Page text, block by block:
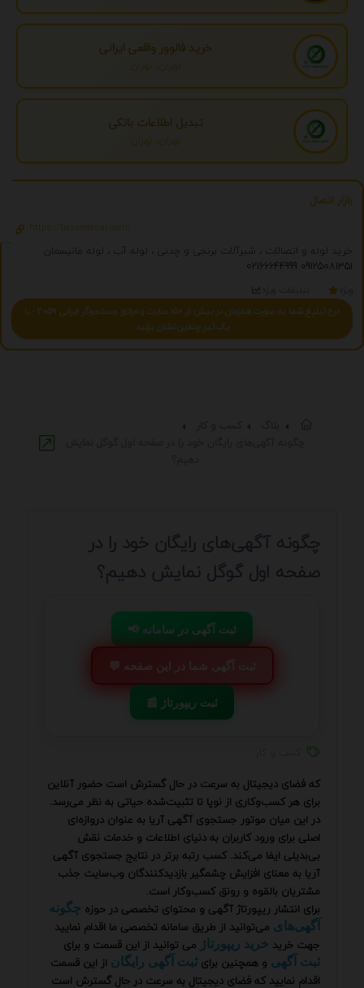
خرید فالوور واقعی ایرانی
تهران، تهران
تبدیل اطلاعات بانکی
تهران، تهران
بازار اتصال
https://bazaretesal.com/
خرید لوله و اتصالات ، شیرآلات برنجی و چدنی ، لوله آب ، لوله مانیسمان
02166644999 09125081351
درج تبلیغ شما به صورت همزمان در بیش از 150 سایت و موتور جستجوگر ایرانی 2059 - با
یک تیر چندین نشان بزنید
چگونه آگهی‌های رایگان خود را در
صفحه اول گوگل نمایش دهیم؟
📢 ثبت آگهی در سامانه
💬 ثبت آگهی شما در این صفحه
📰 ثبت ریپورتاژ
که فضای دیجیتال به سرعت در حال گسترش است حضور آنلاین
برای هر کسب‌وکاری از نوپا تا تثبیت‌شده حیاتی به نظر می‌رسد.
در این میان موتور جستجوی آگهی آریا به عنوان دروازه‌ای
اصلی برای ورود کاربران به دنیای اطلاعات و خدمات نقش
بی‌بدیلی ایفا می‌کند. کسب رتبه برتر در نتایج جستجوی آگهی
آریا به معنای افزایش چشمگیر بازدیدکنندگان وب‌سایت جذب
مشتریان بالقوه و رونق کسب‌وکار است.
برای انتشار ریپورتاژ آگهی و محتوای تخصصی در حوزه چگونه
آگهی‌های می‌توانید از طریق سامانه تخصصی ما اقدام نمایید
جهت خرید خرید ریپورتاژ می توانید از این قسمت و برای
ثبت آگهی و همچنین برای ثبت آگهی رایگان از این قسمت
اقدام نمایید که فضای دیجیتال به سرعت در حال گسترش است